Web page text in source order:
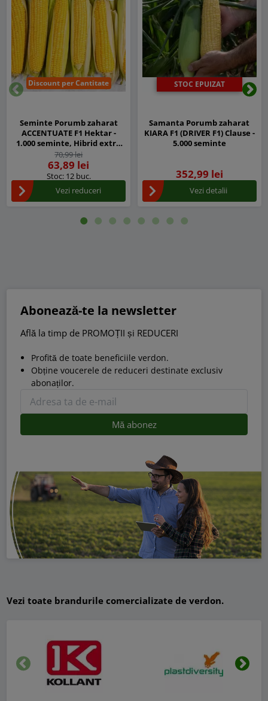
Discount per Cantitate
Seminte Porumb zaharat
ACCENTUATE F1 Hektar -
1.000 seminte, Hibrid extra
dulce timpuriu
70,99 lei
63,89 lei
Stoc: 12 buc.
Vezi reduceri
STOC EPUIZAT
Samanta Porumb zaharat
KIARA F1 (DRIVER F1) Clause -
5.000 seminte
352,99 lei
Vezi detalii
Abonează-te la newsletter
Află la timp de PROMOȚII și REDUCERI
Profită de toate beneficiile verdon.
Obține voucerele de reduceri destinate exclusiv
abonaților.
Vezi toate brandurile comercializate de verdon.
Inapoi